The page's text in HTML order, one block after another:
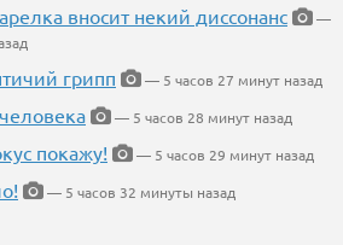
вносит некий диссонанс
—
грипп
— 5 часов 27 минут назад
— 5 часов 28 минут назад
покажу!
— 5 часов 29 минут назад
— 5 часов 32 минуты назад